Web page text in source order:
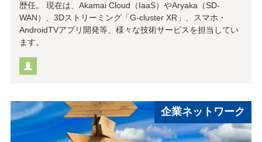
歴任。 現在は、Akamai Cloud（IaaS）やAryaka（SD-
WAN）、3Dストリーミング「G-cluster XR」、スマホ・
AndroidTVアプリ開発等、様々な技術サービスを担当してい
ます。
企業ネットワーク